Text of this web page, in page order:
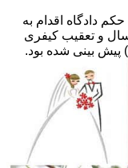
دادگاه اقدام به
و تعقیب کیفری
بینی شده بود.